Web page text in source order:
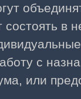
в
с
или